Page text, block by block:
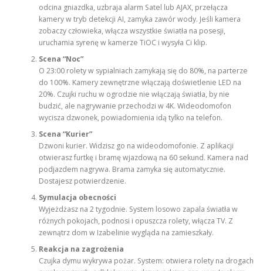
odcina gniazdka, uzbraja alarm Satel lub AJAX, przełącza
kamery w tryb detekcji AI, zamyka zawór wody. Jeśli kamera
zobaczy człowieka, włącza wszystkie światła na posesji,
uruchamia syrenę w kamerze TiOC i wysyła Ci klip.
Scena “Noc”
O 23:00 rolety w sypialniach zamykają się do 80%, na parterze
do 100%. Kamery zewnętrzne włączają doświetlenie LED na
20%. Czujki ruchu w ogrodzie nie włączają światła, by nie
budzić, ale nagrywanie przechodzi w 4K. Wideodomofon
wycisza dzwonek, powiadomienia idą tylko na telefon.
Scena “Kurier”
Dzwoni kurier. Widzisz go na wideodomofonie. Z aplikacji
otwierasz furtkę i bramę wjazdową na 60 sekund. Kamera nad
podjazdem nagrywa. Brama zamyka się automatycznie.
Dostajesz potwierdzenie.
Symulacja obecności
Wyjeżdżasz na 2 tygodnie. System losowo zapala światła w
różnych pokojach, podnosi i opuszcza rolety, włącza TV. Z
zewnątrz dom w Izabelinie wygląda na zamieszkały.
Reakcja na zagrożenia
Czujka dymu wykrywa pożar. System: otwiera rolety na drogach